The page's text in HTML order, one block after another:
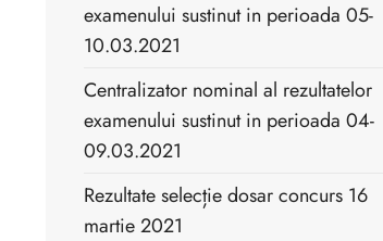
examenului sustinut in perioada 05-
10.03.2021
Centralizator nominal al rezultatelor
examenului sustinut in perioada 04-
09.03.2021
Rezultate selecție dosar concurs 16
martie 2021